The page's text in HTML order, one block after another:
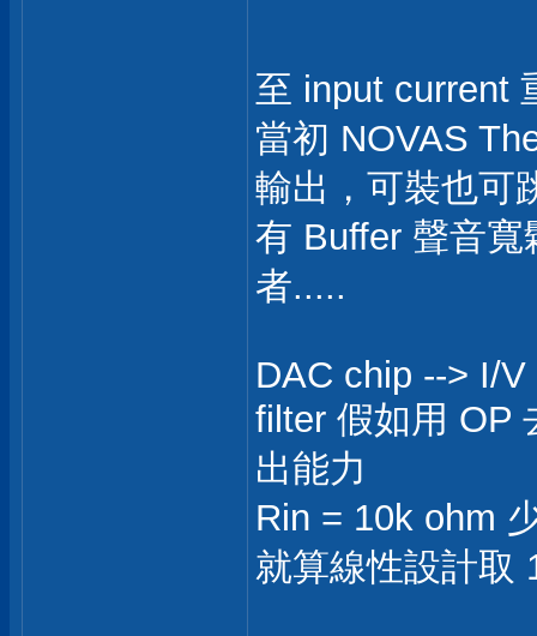
至 input current
當初 NOVAS
輸出，可裝也可
有 Buffer 聲音
者.....
DAC chip --> I/
filter 假如用 OP
出能力
Rin = 10k ohm
就算線性設計取